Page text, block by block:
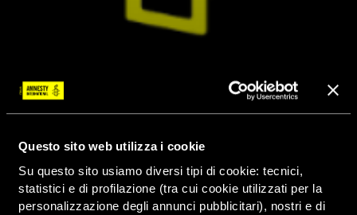
Questo sito web utilizza i cookie
Su questo sito usiamo diversi tipi di cookie: tecnici,
statistici e di profilazione (tra cui cookie utilizzati per la
personalizzazione degli annunci pubblicitari), nostri e di